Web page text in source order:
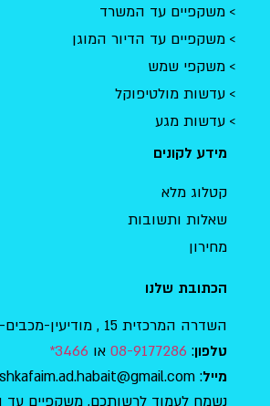
משקפיים עד המשרד
משקפיים עד הדיור המוגן
משקפי שמש
עדשות מולטיפוקל
עדשות מגע
מידע לקונים
קטלוג מלא
שאלות ותשובות
מחירון
הכתובת שלנו
השדרה המרכזית 15 , מודיעין-מכבים-רעות
טלפון:
08-9177286 או 3466*
מייל: mishkafaim.ad.habait@gmail.com
נשמח לעמוד לרשותכם, משקפיים עד